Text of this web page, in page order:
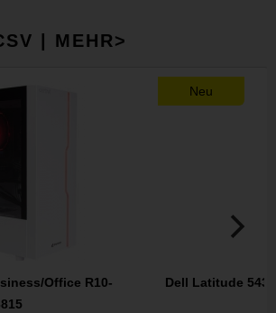
| MEHR>
Office R10-
Neu
Dell Latitude